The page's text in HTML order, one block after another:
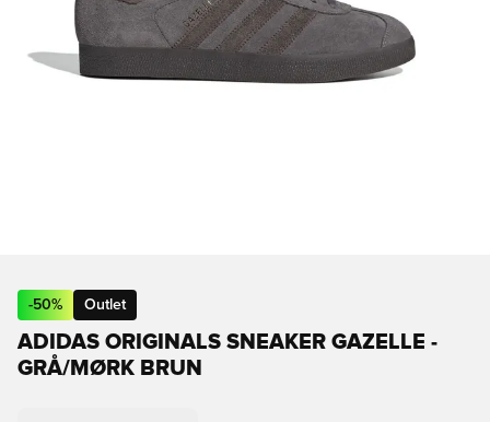
-50% Outlet
ADIDAS ORIGINALS SNEAKER GAZELLE -
GRÅ/MØRK BRUN